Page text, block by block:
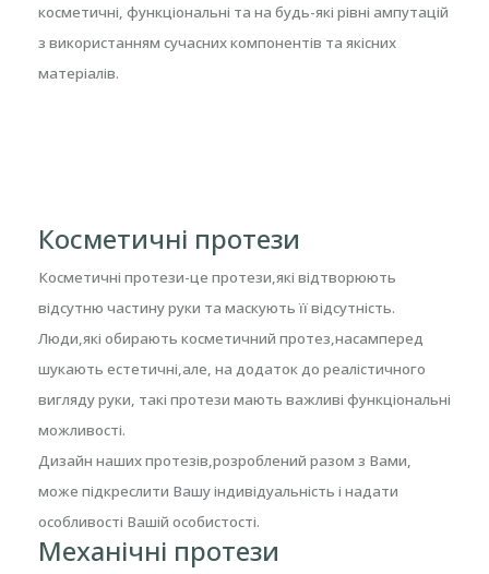
косметичні, функціональні та на будь-які рівні ампутацій
з використанням сучасних компонентів та якісних
матеріалів.
Косметичні протези
Косметичні протези-це протези,які відтворюють
відсутню частину руки та маскують її відсутність.
Люди,які обирають косметичний протез,насамперед
шукають естетичні,але, на додаток до реалістичного
вигляду руки, такі протези мають важливі функціональні
можливості.
Дизайн наших протезів,розроблений разом з Вами,
може підкреслити Вашу індивідуальність і надати
особливості Вашій особистості.
Механічні протези